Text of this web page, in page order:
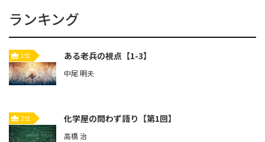
ランキング
1位 ある老兵の視点【1-3】
中尾 明夫
2位 化学屋の問わず語り【第1回】
高橋 治